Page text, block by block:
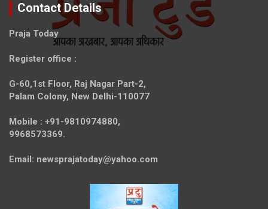
Contact Details
Praja Today
Register office :
G-60,1st Floor, Raj Nagar Part-2,
Palam Colony, New Delhi-110077
Mobile : +91-9810974880,
9968573369.
Email: newsprajatoday@yahoo.com